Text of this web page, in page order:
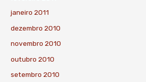
janeiro 2011
dezembro 2010
novembro 2010
outubro 2010
setembro 2010